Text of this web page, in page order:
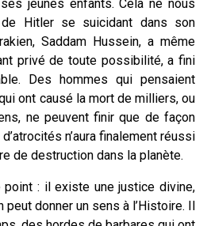
jeunes enfants. Cela ne nous
Hitler se suicidant dans son
Saddam Hussein, a même
privé de toute possibilité, a fini
Des hommes qui pensaient
ont causé la mort de milliers, ou
ne peuvent finir que de façon
n’aura finalement réussi
de destruction dans la planète.
: il existe une justice divine,
donner un sens à l’Histoire. Il